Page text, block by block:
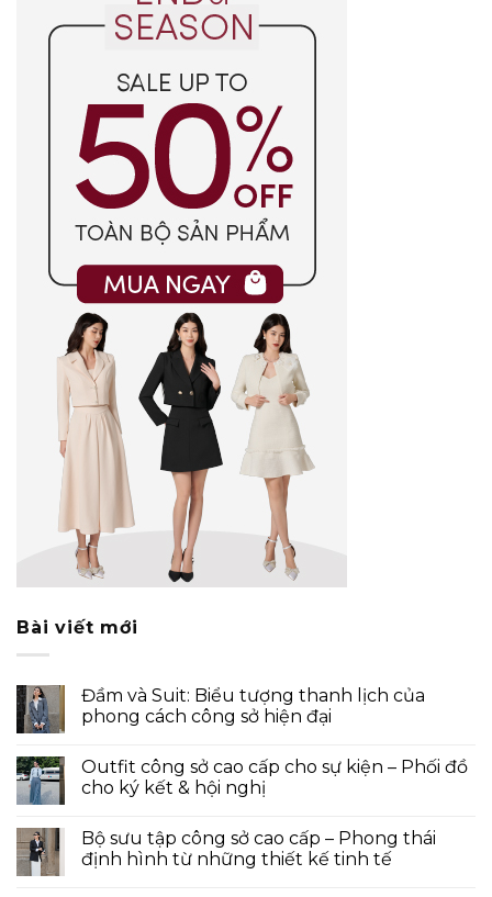
Bài viết mới
Đầm và Suit: Biểu tượng thanh lịch của
phong cách công sở hiện đại
Outfit công sở cao cấp cho sự kiện – Phối đồ
cho ký kết & hội nghị
Bộ sưu tập công sở cao cấp – Phong thái
định hình từ những thiết kế tinh tế